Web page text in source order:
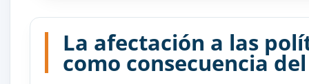
La afectación a las
como consecuencia